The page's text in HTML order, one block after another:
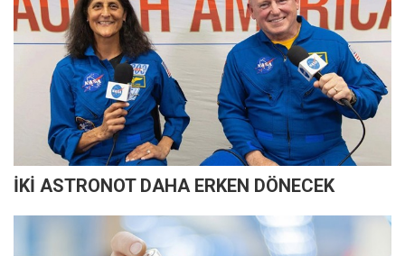
İKİ ASTRONOT DAHA ERKEN DÖNECEK